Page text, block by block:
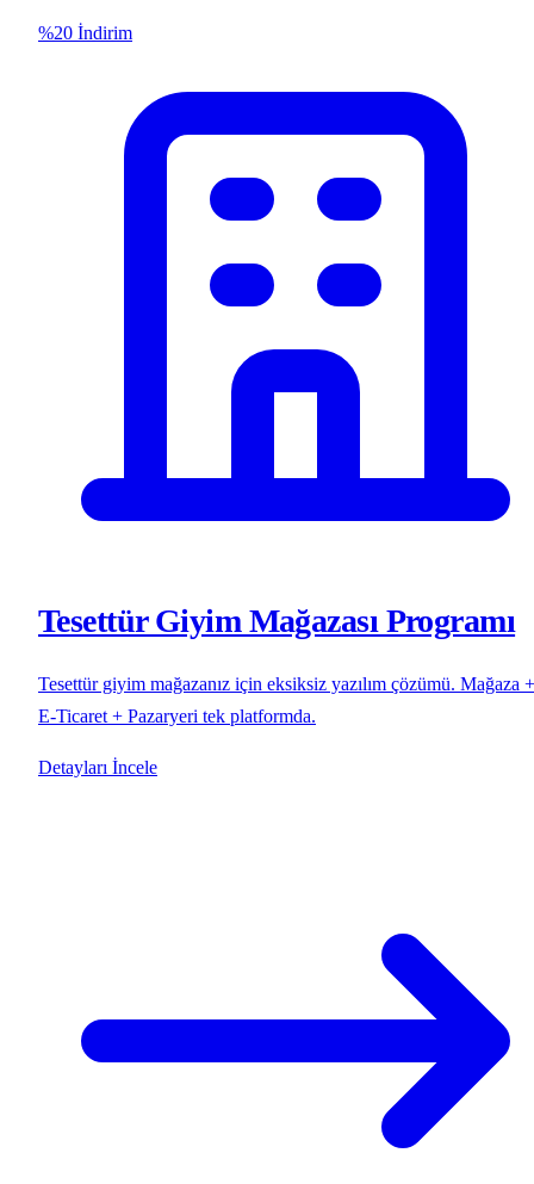
%20 İndirim
Tesettür Giyim Mağazası Programı
Tesettür giyim mağazanız için eksiksiz yazılım çözümü. Mağaza +
E-Ticaret + Pazaryeri tek platformda.
Detayları İncele